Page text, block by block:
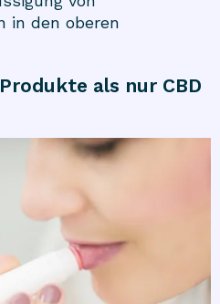
in den oberen
als nur CBD